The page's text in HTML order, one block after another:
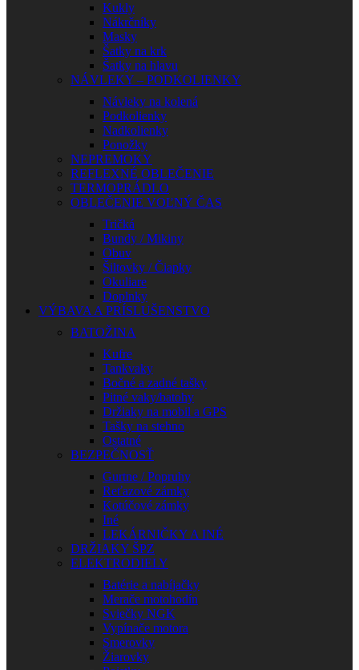
Kukly
Nákrčníky
Masky
Šatky na krk
Šatky na hlavu
NÁVLEKY – PODKOLIENKY
Návleky na kolená
Podkolienky
Nadkolienky
Ponožky
NEPREMOKY
REFLEXNÉ OBLEČENIE
TERMOPRÁDLO
OBLEČENIE VOĽNÝ ČAS
Tričká
Bundy / Mikiny
Obuv
Šiltovky / Čiapky
Okuliare
Doplnky
VÝBAVA A PRÍSLUŠENSTVO
BATOŽINA
Kufre
Tankvaky
Bočné a zadné tašky
Pitné vaky/batohy
Držiaky na mobil a GPS
Tašky na stehno
Ostatné
BEZPEČNOSŤ
Gurtne / Popruhy
Reťazové zámky
Kotúčové zámky
Iné
LEKÁRNIČKY A INÉ
DRŽIAKY ŠPZ
ELEKTRODIELY
Batérie a nabíjačky
Merače motohodín
Sviečky NGK
Vypínače motora
Smerovky
Žiarovky